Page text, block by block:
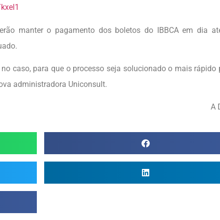
manter o pagamento dos boletos do IBBCA em dia
caso, para que o processo seja solucionado o mais rápido
administradora Uniconsult.
A